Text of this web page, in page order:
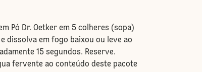
Pó Dr. Oetker em 5 colheres (sopa)
dissolva em fogo baixou ou leve ao
15 segundos. Reserve.
fervente ao conteúdo deste pacote